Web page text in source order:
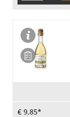
€ 9,85*